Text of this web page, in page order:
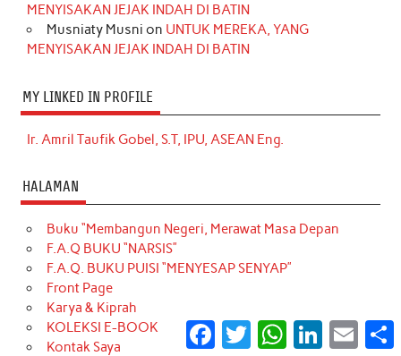
MENYISAKAN JEJAK INDAH DI BATIN
Musniaty Musni on UNTUK MEREKA, YANG
MENYISAKAN JEJAK INDAH DI BATIN
MY LINKED IN PROFILE
Ir. Amril Taufik Gobel, S.T, IPU, ASEAN Eng.
HALAMAN
Buku “Membangun Negeri, Merawat Masa Depan
F.A.Q BUKU “NARSIS”
F.A.Q. BUKU PUISI “MENYESAP SENYAP”
Front Page
Karya & Kiprah
KOLEKSI E-BOOK
Kontak Saya
Facebook
Twitter WhatsApp
LinkedInEmail